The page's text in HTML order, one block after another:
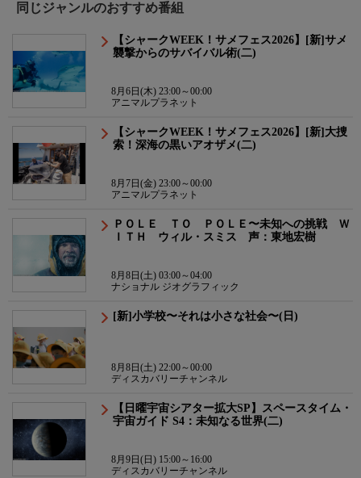
同じジャンルのおすすめ番組
【シャークWEEK！サメフェス2026】[新]サメ
襲撃からのサバイバル術(二)
8月6日(木) 23:00～00:00
アニマルプラネット
【シャークWEEK！サメフェス2026】[新]大捜
索！深海の黒いアオザメ(二)
8月7日(金) 23:00～00:00
アニマルプラネット
ＰＯＬＥ ＴＯ ＰＯＬＥ〜未知への挑戦 Ｗ
ＩＴＨ ウィル・スミス 声：東地宏樹
8月8日(土) 03:00～04:00
ナショナル ジオグラフィック
[新]小学校〜それは小さな社会〜(日)
8月8日(土) 22:00～00:00
ディスカバリーチャンネル
【日曜宇宙シアター拡大SP】スペースタイム・
宇宙ガイド S4：未知なる世界(二)
8月9日(日) 15:00～16:00
ディスカバリーチャンネル